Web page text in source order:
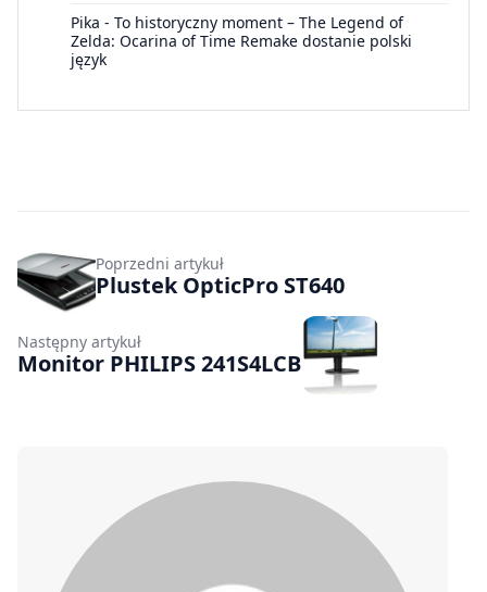
Pika - To historyczny moment – The Legend of
Zelda: Ocarina of Time Remake dostanie polski
język
Poprzedni artykuł
Plustek OpticPro ST640
Następny artykuł
Monitor PHILIPS 241S4LCB